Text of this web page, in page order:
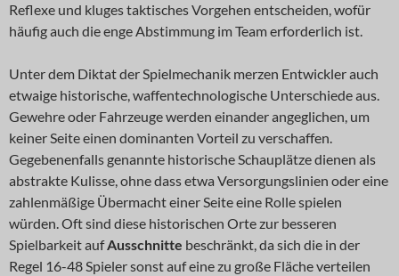
Reflexe und kluges taktisches Vorgehen entscheiden, wofür
häufig auch die enge Abstimmung im Team erforderlich ist.
Unter dem Diktat der Spielmechanik merzen Entwickler auch
etwaige historische, waffentechnologische Unterschiede aus.
Gewehre oder Fahrzeuge werden einander angeglichen, um
keiner Seite einen dominanten Vorteil zu verschaffen.
Gegebenenfalls genannte historische Schauplätze dienen als
abstrakte Kulisse, ohne dass etwa Versorgungslinien oder eine
zahlenmäßige Übermacht einer Seite eine Rolle spielen
würden. Oft sind diese historischen Orte zur besseren
Spielbarkeit aufAusschnitte beschränkt, da sich die in der
Regel 16-48 Spieler sonst auf eine zu große Fläche verteilen